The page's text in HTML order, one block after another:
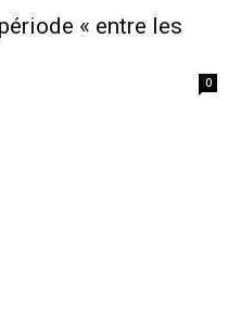
« entre les
0